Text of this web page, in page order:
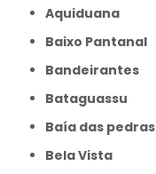
Aquiduana
Baixo Pantanal
Bandeirantes
Bataguassu
Baía das pedras
Bela Vista